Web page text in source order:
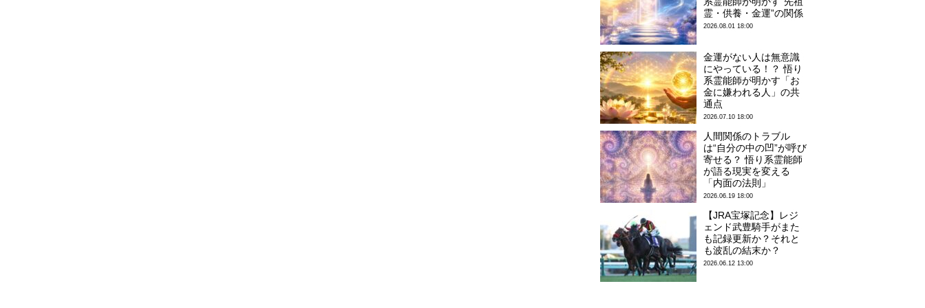
霊・供養・金運”の関係
2026.08.01 18:00
金運がない人は無意識
にやっている！？ 悟り
系霊能師が明かす「お
金に嫌われる人」の共
通点
2026.07.10 18:00
人間関係のトラブル
は“自分の中の凹”が呼び
寄せる？ 悟り系霊能師
が語る現実を変える
「内面の法則」
2026.06.19 18:00
【JRA宝塚記念】レジ
ェンド武豊騎手がまた
も記録更新か？それと
も波乱の結末か？
2026.06.12 13:00